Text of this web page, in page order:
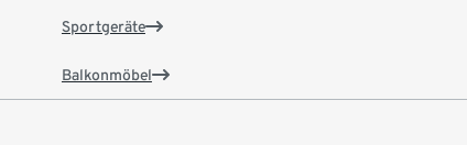
Sportgeräte
Balkonmöbel